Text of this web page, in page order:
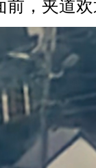
前，夹道